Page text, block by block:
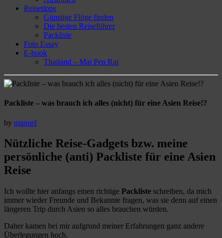
Reisetipps
Günstige Flüge finden
Die besten Reiseführer
Packliste
Foto Essay
E-book
Thailand – Mai Pen Rai
Packliste – was brauch ich alles (nicht) für eine Asien Reise!?
by manuel
Nützliche Reise-Gadgets bzw. meine
persönliche (anti) Packliste für eine Asien
Reise
Ich wollte hier anfangs einen richtige Packliste schreiben, da mich
immer wieder Freunde und Bekannte fragen, was sie denn auf einen
längeren Trip durch Asien so alles brauchen würden.
Daher kamen bei mir aufgrund meiner Erfahrungen ganz andere
Überlegungen hoch.